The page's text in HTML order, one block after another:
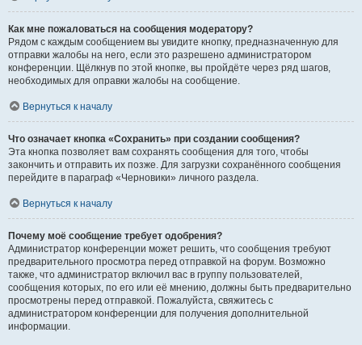
Как мне пожаловаться на сообщения модератору?
Рядом с каждым сообщением вы увидите кнопку, предназначенную для
отправки жалобы на него, если это разрешено администратором
конференции. Щёлкнув по этой кнопке, вы пройдёте через ряд шагов,
необходимых для оправки жалобы на сообщение.
Вернуться к началу
Что означает кнопка «Сохранить» при создании сообщения?
Эта кнопка позволяет вам сохранять сообщения для того, чтобы
закончить и отправить их позже. Для загрузки сохранённого сообщения
перейдите в параграф «Черновики» личного раздела.
Вернуться к началу
Почему моё сообщение требует одобрения?
Администратор конференции может решить, что сообщения требуют
предварительного просмотра перед отправкой на форум. Возможно
также, что администратор включил вас в группу пользователей,
сообщения которых, по его или её мнению, должны быть предварительно
просмотрены перед отправкой. Пожалуйста, свяжитесь с
администратором конференции для получения дополнительной
информации.